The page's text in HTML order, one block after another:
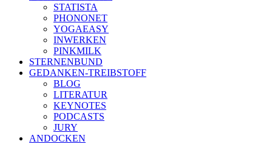
STATISTA
PHONONET
YOGAEASY
INWERKEN
PINKMILK
STERNENBUND
GEDANKEN-TREIBSTOFF
BLOG
LITERATUR
KEYNOTES
PODCASTS
JURY
ANDOCKEN